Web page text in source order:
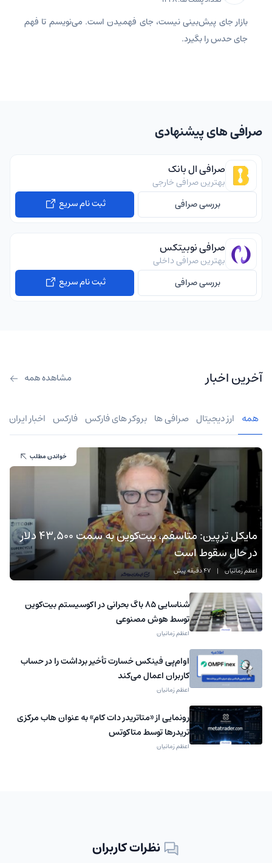
بازار جای پیش‌بینی نیست، جای فهمیدن است. می‌نویسم تا فهم
جای حدس را بگیرد.
صرافی های پیشنهادی
صرافی ال بانک
بهترین صرافی خارجی
بررسی صرافی
ثبت نام سریع
صرافی نوبیتکس
بهترین صرافی داخلی
بررسی صرافی
ثبت نام سریع
آخرین اخبار مشاهده همه
همه ارز دیجیتال صرافی ها بروکر های فارکس فارکس اخبار ایران
مایکل ترپین: متاسفم، بیت‌کوین به سمت ۴۳,۵۰۰ دلار
در حال سقوط است
اعظم زمانیان | 47 دقیقه پیش
خواندن مطلب
شناسایی ۸۵ باگ بحرانی در اکوسیستم بیت‌کوین
توسط هوش مصنوعی
اعظم زمانیان
اوام‌پی فینکس خسارت تأخیر برداشت را در حساب
کاربران اعمال می‌کند
اعظم زمانیان
رونمایی از «متاتریدر دات کام» به عنوان هاب مرکزی
تریدرها توسط متاکوتس
اعظم زمانیان
نظرات کاربران